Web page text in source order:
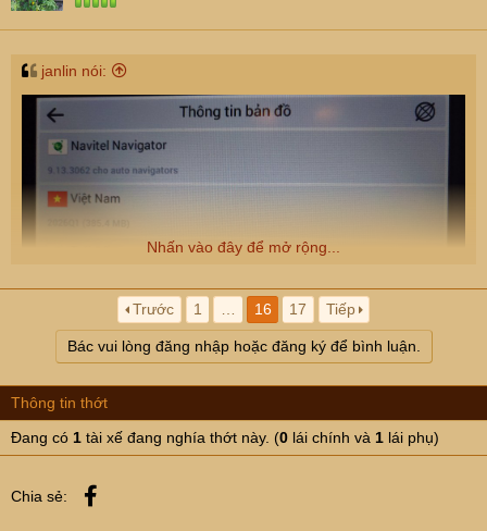
janlin nói:
Cụ nào muốn tự nâng cấp thì có thể tải tệp hướng dẫn tại
đây:
https://drive.google.com/file/d/1az78oU9iSYr1tuPAFy519
bv1qzQR_0wh/view?usp=sharing
Nhấn vào đây để mở rộng...
Trước 1 16 17 Tiếp
Bác vui lòng đăng nhập hoặc đăng ký để bình luận.
Thông tin thớt
Đang có 1 tài xế đang nghía thớt này. (0 lái chính và 1 lái phụ)
Chia sẻ: